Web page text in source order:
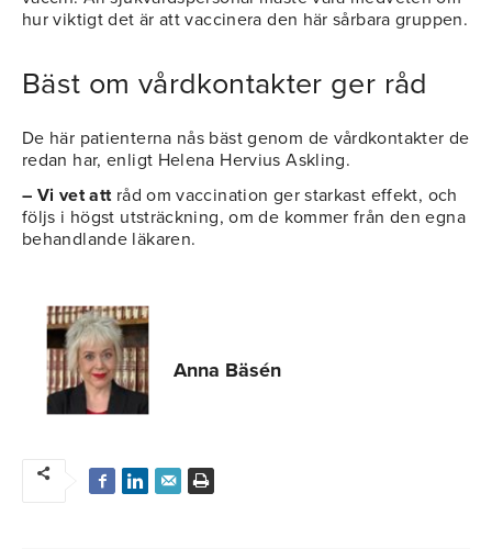
hur viktigt det är att vaccinera den här sårbara gruppen.
Bäst om vårdkontakter ger råd
De här patienterna nås bäst genom de vårdkontakter de
redan har, enligt Helena Hervius Askling.
– Vi vet attråd om vaccination ger starkast effekt, och
följs i högst utsträckning, om de kommer från den egna
behandlande läkaren.
Anna Bäsén